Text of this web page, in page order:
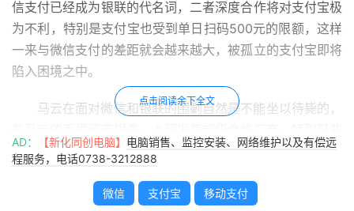
信支付已经成为银联的代名词，二者深度合作将对支付宝极
为不利，特别是支付宝也受到单日扫码500元的限额，这样
一来与微信支付的差距就会越来越大，被孤立的支付宝即将
陷入困境之中。
马云在面对微信和银联的围剿自然是不能坐以待毙的，
靠淘宝、天猫两大交易平台，支付宝的交易额以及市场份额
不具备的，即便是联合银联和很难在短时间内对支付宝造成
点击阅读余下全文
AD： 【新化同创电脑】 电脑销售、监控安装、网络维护以及有偿远
程服务，电话0738-3212888
微信 支付宝 移动支付